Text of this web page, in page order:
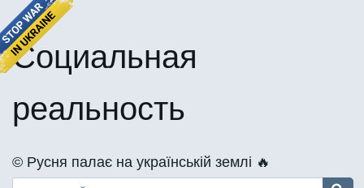
Социальная
реальность
©️ Русня палає на українській землі 🔥